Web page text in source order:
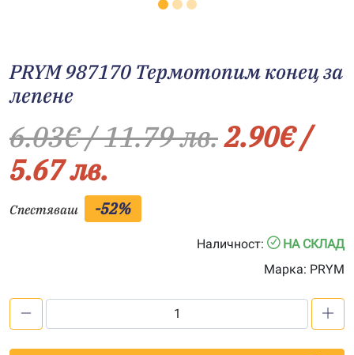
PRYM 987170 Термотопим конец за
лепене
6.03€/ 11.79 лв.2.90€/
5.67 лв.
Спестяваш -52%
Наличност:
НА СКЛАД
Марка: PRYM